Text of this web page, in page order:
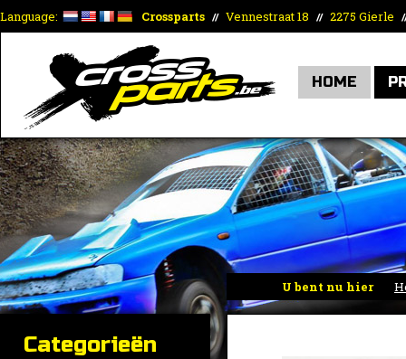
Language: Crossparts // Vennestraat 18 // 2275 Gierle
HOME
U bent nu hier
Categorieën